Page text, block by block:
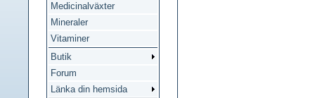
Medicinalväxter
Mineraler
Vitaminer
Butik
Forum
Länka din hemsida